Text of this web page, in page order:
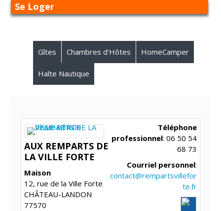
Se Loger
Gîtes Chambres d'Hôtes HomeCamper
Halte Nautique
AUX REMPARTS DE
LA VILLE FORTE
Maison
12, rue de la Ville Forte
CHÂTEAU-LANDON
77570
Téléphone
professionnel: 06 50 54
68 73
Courriel personnel:
contact@rempartsvillefor
te.fr